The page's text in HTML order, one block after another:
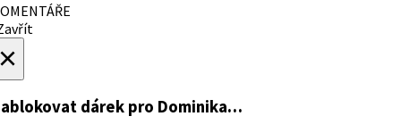
dárek pro Dominika…